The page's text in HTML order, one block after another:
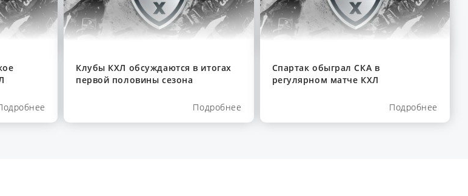
Клубы КХЛ обсуждаются в итогах
первой половины сезона
Подробнее
Спартак обыграл СКА в
регулярном матче КХЛ
Подробнее